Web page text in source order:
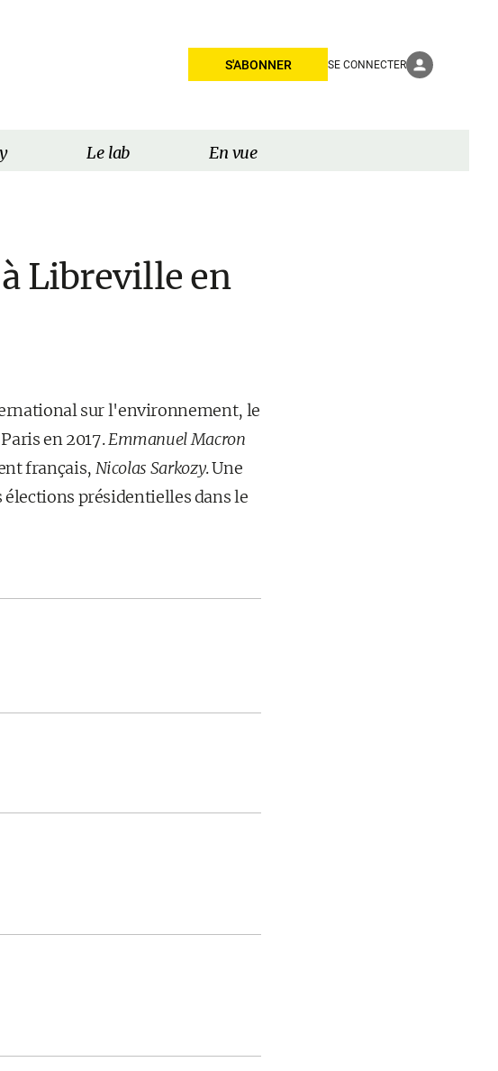
S'ABONNER SE CONNECTER
Le lab En vue
Libreville en
sur l'environnement, le
en 2017.Emmanuel Macron
français, Nicolas Sarkozy. Une
élections présidentielles dans le